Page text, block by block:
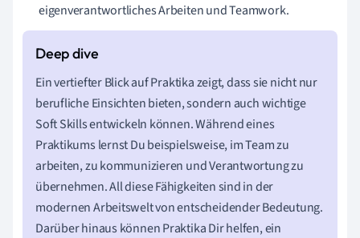
eigenverantwortliches Arbeiten und Teamwork.
Ein vertiefter Blick auf Praktika zeigt, dass sie nicht nur
berufliche Einsichten bieten, sondern auch wichtige
Soft Skills entwickeln können. Während eines
Praktikums lernst Du beispielsweise, im Team zu
arbeiten, zu kommunizieren und Verantwortung zu
übernehmen. All diese Fähigkeiten sind in der
modernen Arbeitswelt von entscheidender Bedeutung.
Darüber hinaus können Praktika Dir helfen, ein